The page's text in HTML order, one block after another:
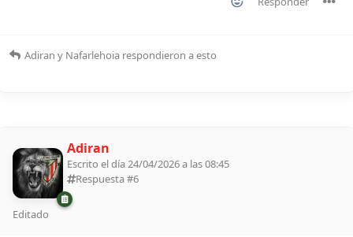
Adiran y Nafarlehoia respondieron a esto
Adiran
Escrito el día 24/04/2026 a las 08:45
Respuesta #6
Editado